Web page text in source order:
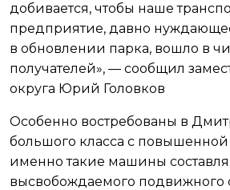
добивается, чтобы наше
предприятие, давно
в обновлении парка, вошло в
получателей», — сообщил
округа Юрий Головков
Особенно востребованы в
большого класса с
именно такие машины
высвобождаемого подвижного